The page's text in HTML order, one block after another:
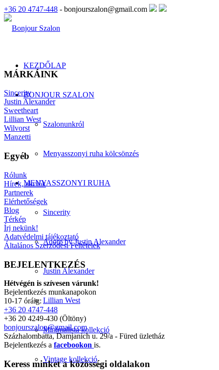
+36 20 4747-448 - bonjourszalon@gmail.com
KEZDŐLAP
BONJOUR SZALON
Szalonunkról
Menyasszonyi ruha kölcsönzés
MENYASSZONYI RUHA
Sincerity
Adore by Justin Alexander
Justin Alexander
Lillian West
Minimalista kollekció
Vintage kollekció
MÁRKÁINK
Sincerity
Justin Alexander
Sweetheart
Lillian West
Wilvorst
Manzetti
Egyéb
Rólunk
Hírek, akciók
Partnerek
Elérhetőségek
Blog
Térkép
Írj nekünk!
Adatvédelmi tájékoztató
Általános Szerződési Feltételek
BEJELENTKEZÉS
Hétvégén is szívesen várunk!
Bejelentkezés munkanapokon
10-17 óráig:
+36 20 4747-448
+36 20 4249-430 (Öltöny)
bonjourszalon@gmail.com
Százhalombatta, Damjanich u. 29/a - Füred üzletház
Bejelentkezés a facebookon is.
Keress minket a közösségi oldalakon